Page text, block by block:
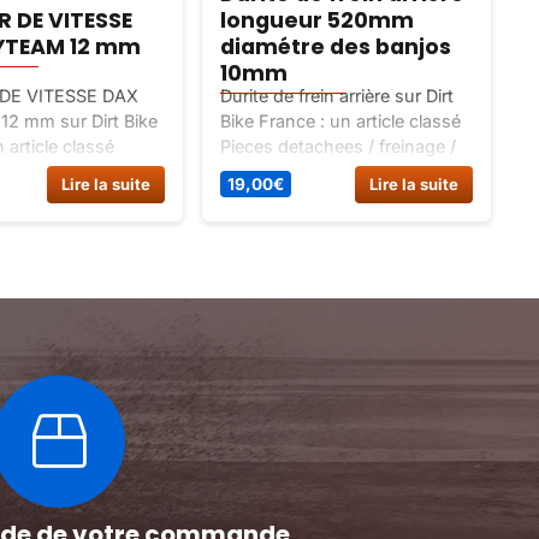
DE VITESSE
12 mm
VITESSE DAX
mm sur Dirt Bike
article classé
dax 12v,
pneumatiques
Lire la suite
longueur 520mm
diamétre des banjos
10mm
Durite de frein arrière sur Dirt
Bike France : un article classé
Pieces detachees / freinage /
durite / banjo.
19,00€ Lire la suite